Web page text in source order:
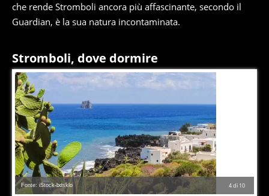
che rende Stromboli ancora più affascinante, secondo il
Guardian, è la sua natura incontaminata.
Stromboli, dove dormire
4di 10
Fonte: iStock-bdsklo